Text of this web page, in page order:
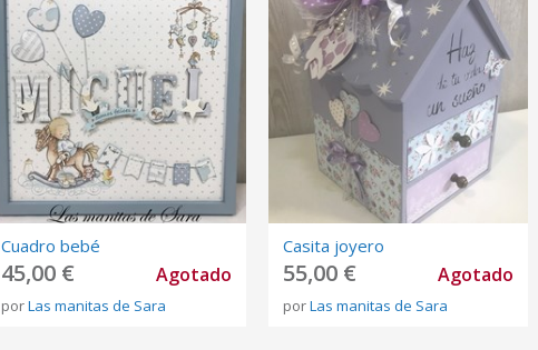
Cuadro bebé
45,00 € Agotado
porLas manitas de Sara
Casita joyero
55,00 € Agotado
porLas manitas de Sara